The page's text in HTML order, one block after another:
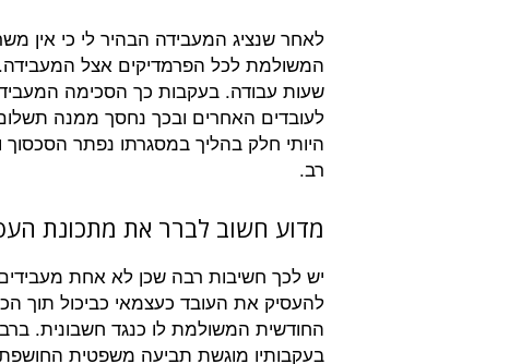
לאחר שנציג המעבידה הבהיר לי כי אין
שעות עבודה. בעקבות כך הסכימה
לעובדים האחרים ובכך נחסך ממנה
היותי חלק בהליך במסגרתו נפתר
רב.
מדוע חשוב לברר את מתכונת
יש לכך חשיבות רבה שכן לא אחת מעבידים
להעסיק את העובד כעצמאי כביכול תוך
החודשית המשולמת לו כנגד חשבונית.
בעקבותיו מוגשת תביעה משפטית